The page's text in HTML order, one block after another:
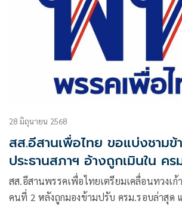
28 มิถุนายน 2568
สส.อีสานเพื่อไทย ขอแบ่งชามข้
ประธานสภาฯ อ้างถูกเมินใน คร
สส.อีสานพรรคเพื่อไทยเตรียมเคลื่อนทวงเก้
คนที่ 2 หลังถูกมองข้ามปรับ ครม.รอบล่าสุด